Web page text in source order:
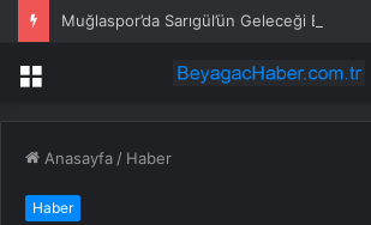
Muğlaspor’da Sarıgül’ün Geleceği Belirsiz
Menü
Anasayfa / Haber
Haber